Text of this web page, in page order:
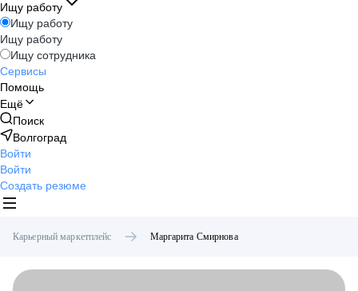
Ищу работу
Ищу работу
Ищу работу
Ищу сотрудника
Сервисы
Помощь
Ещё
Поиск
Волгоград
Войти
Войти
Создать резюме
Карьерный маркетплейс Маргарита Смирнова